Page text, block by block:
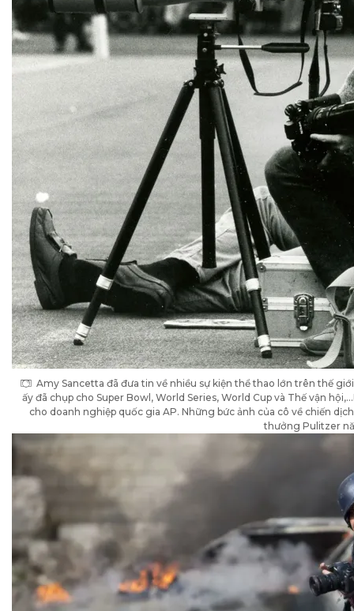
Amy Sancetta đã đưa tin về nhiều sự kiện thể thao lớn trên thế
ấy đã chụp cho Super Bowl, World Series, World Cup và Thế vận
cho doanh nghiệp quốc gia AP. Những bức ảnh của cô về chiến
thưởng Pulitzer